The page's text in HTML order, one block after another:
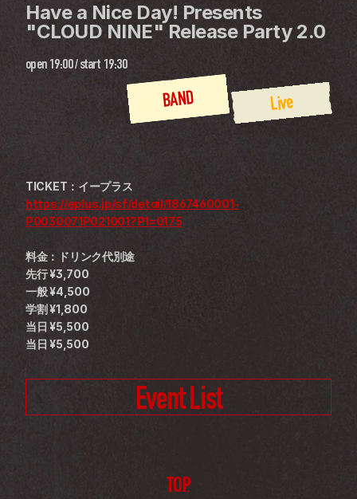
Have a Nice Day! Presents
"CLOUD NINE" Release Party 2.0
open 19:00 / start 19:30
Live
BAND
TICKET：イープラス
https://eplus.jp/sf/detail/1867460001-
P0030071P021001?P1=0175
料金：ドリンク代別途
先行 ¥3,700
一般 ¥4,500
学割 ¥1,800
当日 ¥5,500
当日 ¥5,500
Event List
TOP